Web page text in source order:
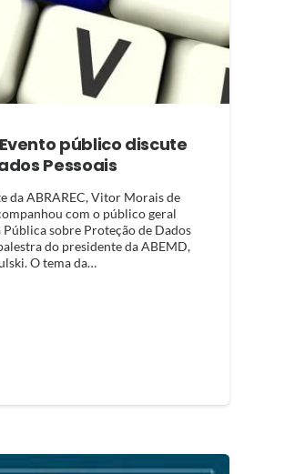
Evento público discute
Pessoais
da ABRAREC, Vitor Morais de
com o público geral
sobre Proteção de Dados
do presidente da ABEMD,
O tema da…